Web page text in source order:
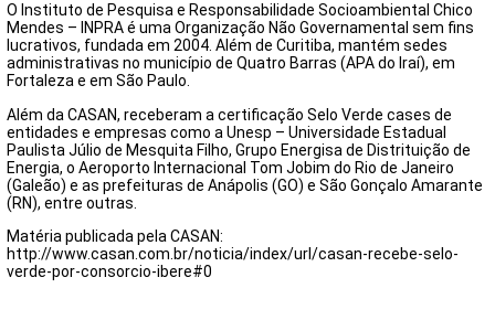
O Instituto de Pesquisa e Responsabilidade Socioambiental Chico
Mendes – INPRA é uma Organização Não Governamental sem fins
lucrativos, fundada em 2004. Além de Curitiba, mantém sedes
administrativas no município de Quatro Barras (APA do Iraí), em
Fortaleza e em São Paulo.
Além da CASAN, receberam a certificação Selo Verde cases de
entidades e empresas como a Unesp – Universidade Estadual
Paulista Júlio de Mesquita Filho, Grupo Energisa de Distrituição de
Energia, o Aeroporto Internacional Tom Jobim do Rio de Janeiro
(Galeão) e as prefeituras de Anápolis (GO) e São Gonçalo Amarante
(RN), entre outras.
Matéria publicada pela CASAN:
http://www.casan.com.br/noticia/index/url/casan-recebe-selo-
verde-por-consorcio-ibere#0